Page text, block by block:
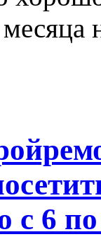
c 6